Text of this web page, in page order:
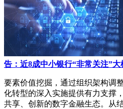
告：近8成中小银行“非常关注”大
要素价值挖掘，通过组织架构调
化转型的深入实施提供有力支撑
共享、创新的数字金融生态。从